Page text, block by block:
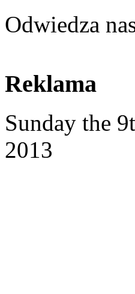
Odwiedza
Reklama
Sunday the
2013